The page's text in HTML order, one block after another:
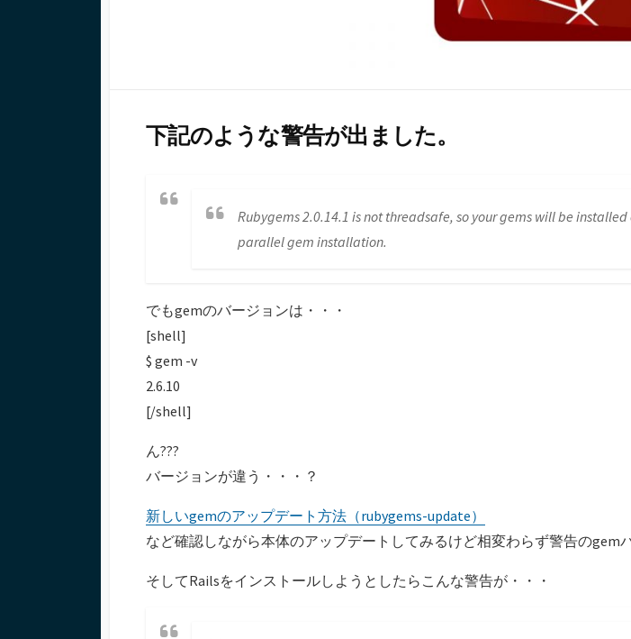
下記のような警告が出ました。
Rubygems 2.0.14.1 is not threadsafe, so your gems will be
parallel gem installation.
でもgemのバージョンは・・・
[shell]
$ gem -v
2.6.10
[/shell]
ん???
バージョンが違う・・・？
新しいgemのアップデート方法（rubygems-update）
など確認しながら本体のアップデートしてみるけど相変わらず警告のgem
そしてRailsをインストールしようとしたらこんな警告が・・・